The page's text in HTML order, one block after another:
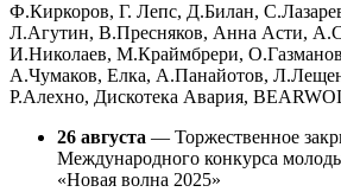
Ф.Киркоров, Г. Лепс, Д.Билан,
Л.Агутин, В.Пресняков, Анна Асти,
И.Николаев, М.Краймбрери,
А.Чумаков, Eлка, А.Панайотов,
Р.Алехно, Дискотека Авария,
26 августа — Торжественное
Международного конкурса
«Новая волна 2025»